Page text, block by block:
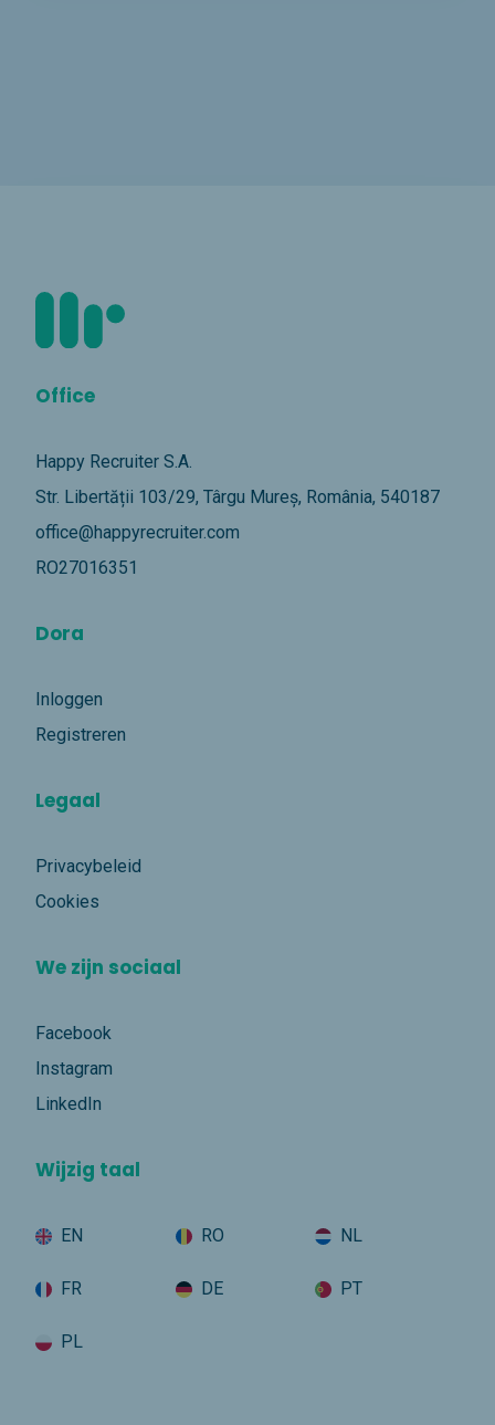
Office
Happy Recruiter S.A.
Str. Libertății 103/29, Târgu Mureș, România, 540187
office@happyrecruiter.com
RO27016351
Dora
Inloggen
Registreren
Legaal
Privacybeleid
Cookies
We zijn sociaal
Facebook
Instagram
LinkedIn
Wijzig taal
EN RO NL
FR DE PT
PL